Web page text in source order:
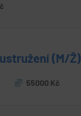
(M/Ž)
55000 Kč